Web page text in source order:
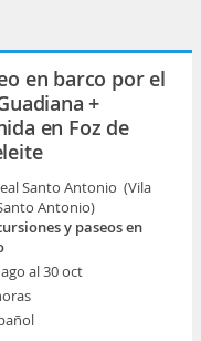
en barco por el
+
en Foz de
Santo Antonio (Vila
Antonio)
y paseos en
al 30 oct